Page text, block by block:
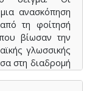
ανασκόπηση
τη φοίτησή
βίωσαν την
γλωσσικής
στη διαδρομή